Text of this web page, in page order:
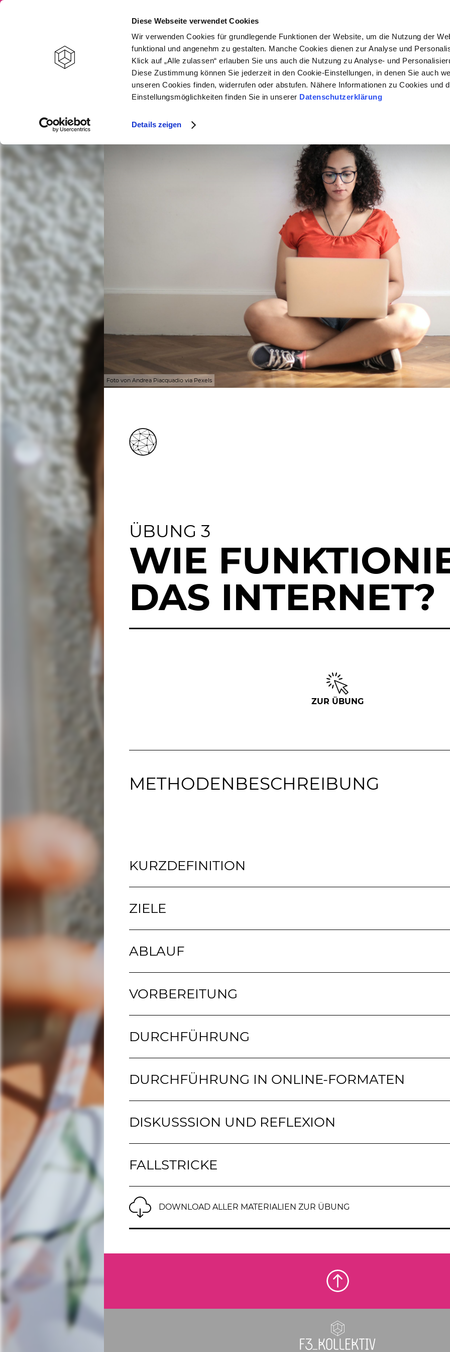
Diese Webseite verwendet Cookies
Wir verwenden Cookies für grundlegende Funktionen der Website, um die Nutzung der
funktional und angenehm zu gestalten. Manche Cookies dienen zur Analyse und
Klick auf „Alle zulassen“ erlauben Sie uns auch die Nutzung zu Analyse- und
Diese Zustimmung können Sie jederzeit in den Cookie-Einstellungen, in denen Sie auch
unseren Cookies finden, widerrufen oder abstufen. Nähere Informationen zu Cookies und
Einstellungsmöglichkeiten finden Sie in unserer Datenschutzerklärung
Details zeigen
STARTSEITE MODULE
Foto von Andrea Piacquadio via Pexels
ÜBUNG 3
WIE
DAS INTERNET?
ZUR ÜBUNG
METHODENBESCHREIBUNG
KURZDEFINITION
ZIELE
ABLAUF
VORBEREITUNG
DURCHFÜHRUNG
DURCHFÜHRUNG IN ONLINE-FORMATEN
DISKUSSSION UND REFLEXION
FALLSTRICKE
DOWNLOAD ALLER MATERIALIEN ZUR ÜBUNG